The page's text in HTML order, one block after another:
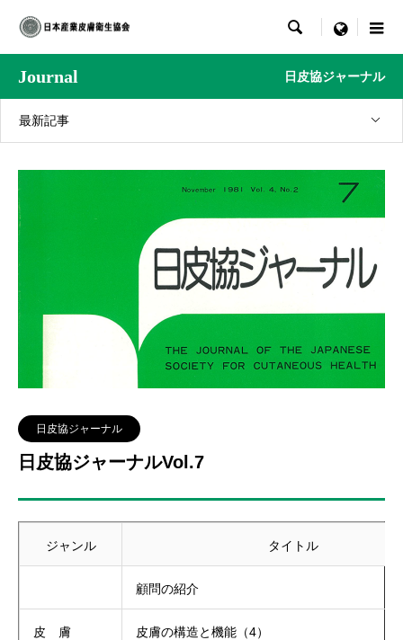
 menu
Journal 日皮協ジャーナル
最新記事
日皮協ジャーナル
日皮協ジャーナルVol.7
ジャンル タイトル
顧問の紹介
皮 膚 皮膚の構造と機能（4）